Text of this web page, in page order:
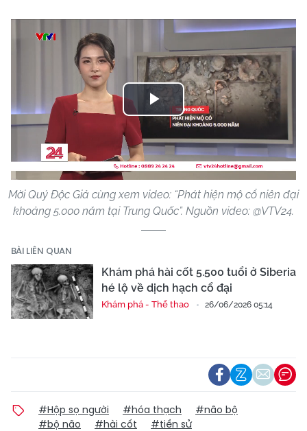
Play
Video
Mời Quý Độc Giả cùng xem video: “Phát hiện mộ cổ niên đại
khoảng 5.000 năm tại Trung Quốc”. Nguồn video: @VTV24.
BÀI LIÊN QUAN
Khám phá hài cốt 5.500 tuổi ở Siberia
hé lộ về dịch hạch cổ đại
Khám phá - Thể thao 26/06/2026 05:14
#Hộp sọ người #hóa thạch
#não bộ
#bộ não
#hài cốt #tiền sử